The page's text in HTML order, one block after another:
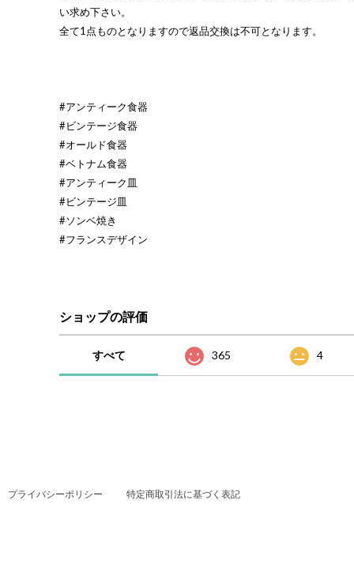
い求め下さい。
全て1点ものとなりますので返品交換は不可となります。
#アンティーク食器
#ビンテージ食器
#オールド食器
#ベトナム食器
#アンティーク皿
#ビンテージ皿
#ソンベ焼き
#フランスデザイン
ショップの評価
すべて 365 4
プライバシーポリシー 特定商取引法に基づく表記